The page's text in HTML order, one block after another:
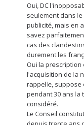
Oui, DC
seulement dans
publicité, mais en
savez
cas des
durement les
Oui la
l'acquisition de la
rappelle, suppose
pendant 30 ans la
considéré.
Le Conseil